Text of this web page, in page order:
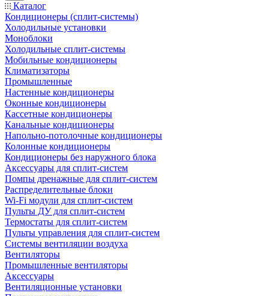
Каталог
Кондиционеры (сплит-системы)
Холодильные установки
Моноблоки
Холодильные сплит-системы
Мобильные кондиционеры
Климатизаторы
Промышленные
Настенные кондиционеры
Оконные кондиционеры
Кассетные кондиционеры
Канальные кондиционеры
Напольно-потолочные кондиционеры
Колонные кондиционеры
Кондиционеры без наружного блока
Аксессуары для сплит-систем
Помпы дренажные для сплит-систем
Распределительные блоки
Wi-Fi модули для сплит-систем
Пульты ДУ для сплит-систем
Термостаты для сплит-систем
Пульты управления для сплит-систем
Системы вентиляции воздуха
Вентиляторы
Промышленные вентиляторы
Аксессуары
Вентиляционные установки